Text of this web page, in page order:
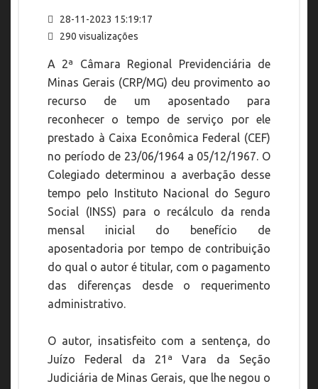
28-11-2023 15:19:17
290 visualizações
A 2ª Câmara Regional Previdenciária de
Minas Gerais (CRP/MG) deu provimento ao
recurso de um aposentado para
reconhecer o tempo de serviço por ele
prestado à Caixa Econômica Federal (CEF)
no período de 23/06/1964 a 05/12/1967. O
Colegiado determinou a averbação desse
tempo pelo Instituto Nacional do Seguro
Social (INSS) para o recálculo da renda
mensal inicial do benefício de
aposentadoria por tempo de contribuição
do qual o autor é titular, com o pagamento
das diferenças desde o requerimento
administrativo.
O autor, insatisfeito com a sentença, do
Juízo Federal da 21ª Vara da Seção
Judiciária de Minas Gerais, que lhe negou o